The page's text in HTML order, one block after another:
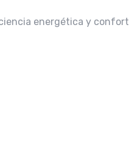
energética y confort